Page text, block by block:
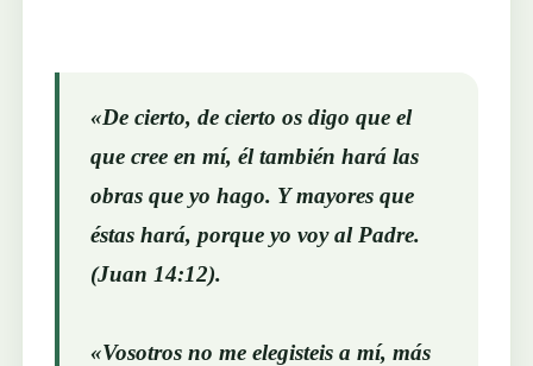
«De cierto, de cierto os digo que el
que cree en mí, él también hará las
obras que yo hago. Y mayores que
éstas hará, porque yo voy al Padre.
(Juan 14:12).
«Vosotros no me elegisteis a mí, más